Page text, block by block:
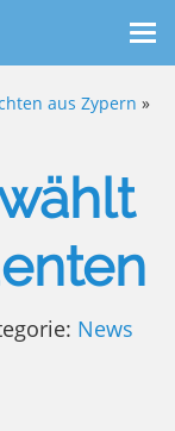
aus Zypern »
News